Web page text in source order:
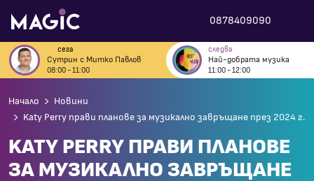
0878409090
сега
Сутрин с Митко Павлов
08:00 - 11:00
следва
Най-добрата музика
11:00 - 12:00
Начало
Новини
Katy Perry прави планове за музикално завръщане през 2024 г.
KATY PERRY ПРАВИ ПЛАНОВЕ
ЗА МУЗИКАЛНО ЗАВРЪЩАНЕ